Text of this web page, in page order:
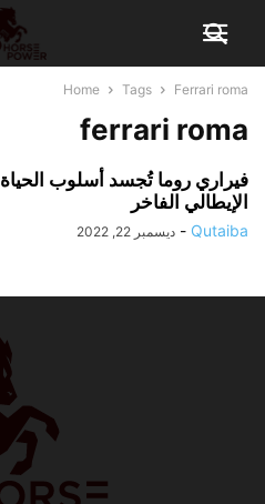
Home Tags Ferrari roma
ferrari roma
فيراري روما تُجسد أسلوب الحياة
الإيطالي الفاخر
Qutaiba
- ديسمبر 22, 2022